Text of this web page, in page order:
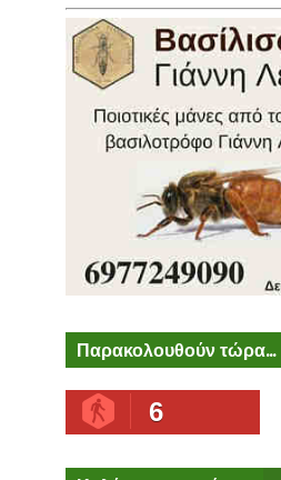
Παρακολουθούν τώρα...
6